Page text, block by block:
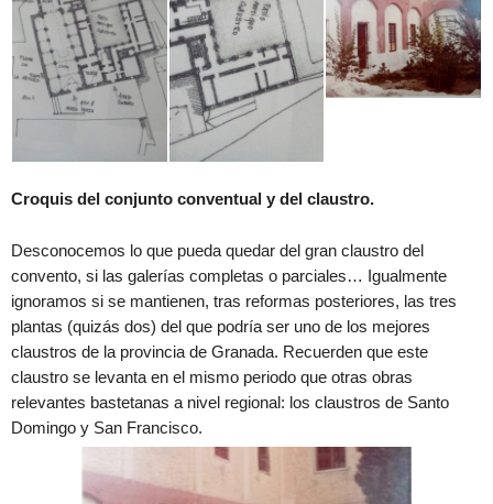
Croquis del conjunto conventual y del claustro.
Desconocemos lo que pueda quedar del gran claustro del
convento, si las galerías completas o parciales… Igualmente
ignoramos si se mantienen, tras reformas posteriores, las tres
plantas (quizás dos) del que podría ser uno de los mejores
claustros de la provincia de Granada. Recuerden que este
claustro se levanta en el mismo periodo que otras obras
relevantes bastetanas a nivel regional: los claustros de Santo
Domingo y San Francisco.